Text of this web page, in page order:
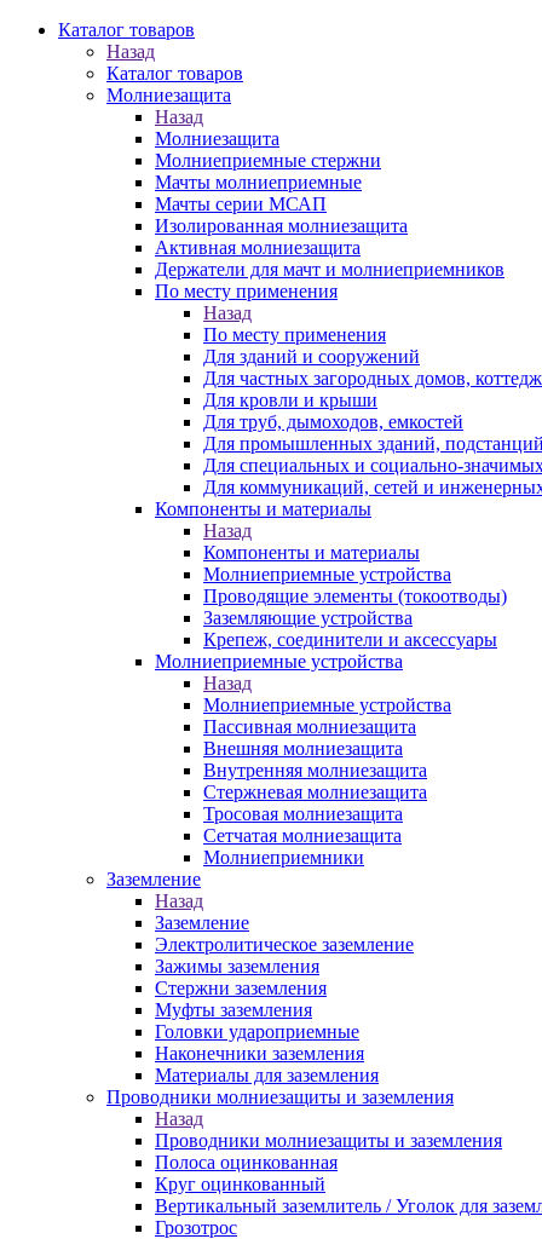
Каталог товаров
Назад
Каталог товаров
Молниезащита
Назад
Молниезащита
Молниеприемные стержни
Мачты молниеприемные
Мачты серии МСАП
Изолированная молниезащита
Активная молниезащита
Держатели для мачт и молниеприемников
По месту применения
Назад
По месту применения
Для зданий и сооружений
Для частных загородных домов,
Для кровли и крыши
Для труб, дымоходов, емкостей
Для промышленных зданий,
Для специальных и социально-
Для коммуникаций, сетей и
Компоненты и материалы
Назад
Компоненты и материалы
Молниеприемные устройства
Проводящие элементы (токоотводы)
Заземляющие устройства
Крепеж, соединители и аксессуары
Молниеприемные устройства
Назад
Молниеприемные устройства
Пассивная молниезащита
Внешняя молниезащита
Внутренняя молниезащита
Стержневая молниезащита
Тросовая молниезащита
Сетчатая молниезащита
Молниеприемники
Заземление
Назад
Заземление
Электролитическое заземление
Зажимы заземления
Стержни заземления
Муфты заземления
Головки удароприемные
Наконечники заземления
Материалы для заземления
Проводники молниезащиты и заземления
Назад
Проводники молниезащиты и заземления
Полоса оцинкованная
Круг оцинкованный
Вертикальный заземлитель / Уголок для
Грозотрос